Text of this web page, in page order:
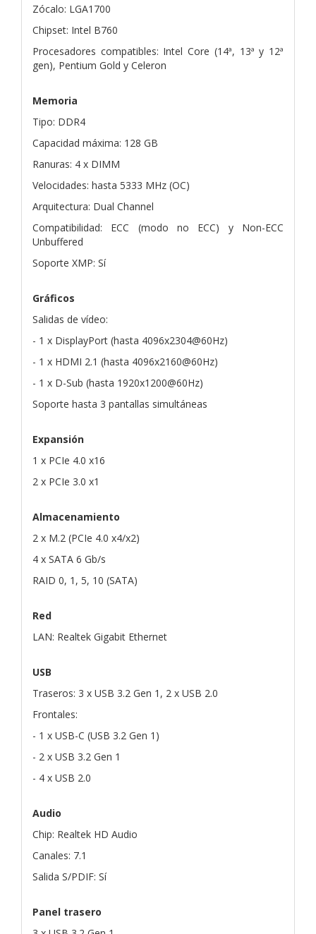
Zócalo: LGA1700
Chipset: Intel B760
Procesadores compatibles: Intel Core (14ª, 13ª y 12ª
gen), Pentium Gold y Celeron
Memoria
Tipo: DDR4
Capacidad máxima: 128 GB
Ranuras: 4 x DIMM
Velocidades: hasta 5333 MHz (OC)
Arquitectura: Dual Channel
Compatibilidad: ECC (modo no ECC) y Non-ECC
Unbuffered
Soporte XMP: Sí
Gráficos
Salidas de vídeo:
- 1 x DisplayPort (hasta 4096x2304@60Hz)
- 1 x HDMI 2.1 (hasta 4096x2160@60Hz)
- 1 x D-Sub (hasta 1920x1200@60Hz)
Soporte hasta 3 pantallas simultáneas
Expansión
1 x PCIe 4.0 x16
2 x PCIe 3.0 x1
Almacenamiento
2 x M.2 (PCIe 4.0 x4/x2)
4 x SATA 6 Gb/s
RAID 0, 1, 5, 10 (SATA)
Red
LAN: Realtek Gigabit Ethernet
USB
Traseros: 3 x USB 3.2 Gen 1, 2 x USB 2.0
Frontales:
- 1 x USB-C (USB 3.2 Gen 1)
- 2 x USB 3.2 Gen 1
- 4 x USB 2.0
Audio
Chip: Realtek HD Audio
Canales: 7.1
Salida S/PDIF: Sí
Panel trasero